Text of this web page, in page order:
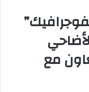
مع